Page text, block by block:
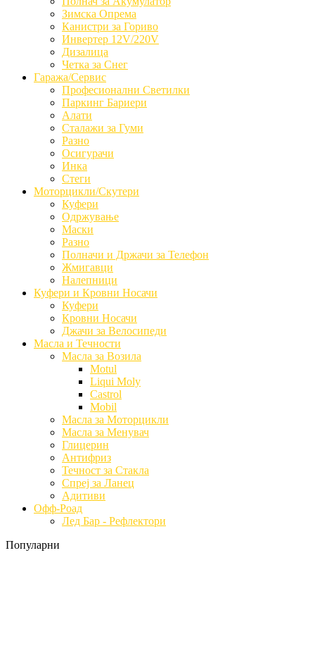
Зимска Опрема
Канистри за Гориво
Инвертер 12V/220V
Дизалица
Четка за Снег
Гаража/Сервис
Професионални Светилки
Паркинг Бариери
Алати
Сталажи за Гуми
Разно
Осигурачи
Инка
Стеги
Моторцикли/Скутери
Куфери
Одржување
Маски
Разно
Полначи и Држачи за Телефон
Жмигавци
Налепници
Куфери и Кровни Носачи
Куфери
Кровни Носачи
Джачи за Велосипеди
Масла и Течности
Масла за Возила
Motul
Liqui Moly
Castrol
Mobil
Масла за Моторцикли
Масла за Менувач
Глицерин
Антифриз
Течност за Стакла
Спреј за Ланец
Адитиви
Офф-Роад
Лед Бар - Рефлектори
Популарни